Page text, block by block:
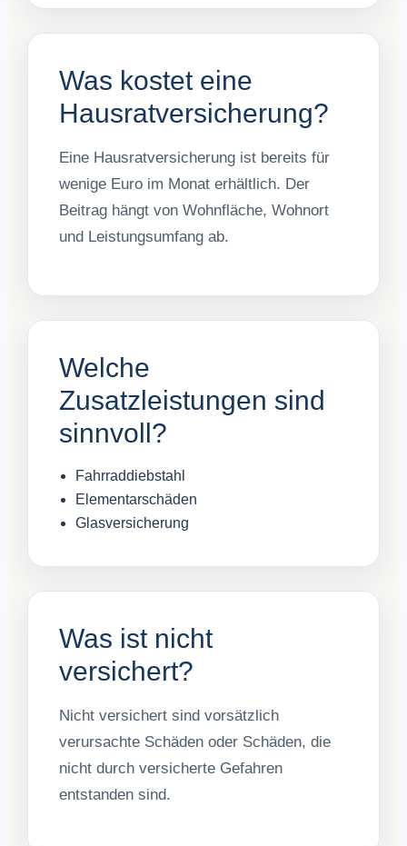
Was kostet eine
Hausratversicherung?
Eine Hausratversicherung ist bereits für
wenige Euro im Monat erhältlich. Der
Beitrag hängt von Wohnfläche, Wohnort
und Leistungsumfang ab.
Welche
Zusatzleistungen sind
sinnvoll?
Fahrraddiebstahl
Elementarschäden
Glasversicherung
Was ist nicht
versichert?
Nicht versichert sind vorsätzlich
verursachte Schäden oder Schäden, die
nicht durch versicherte Gefahren
entstanden sind.